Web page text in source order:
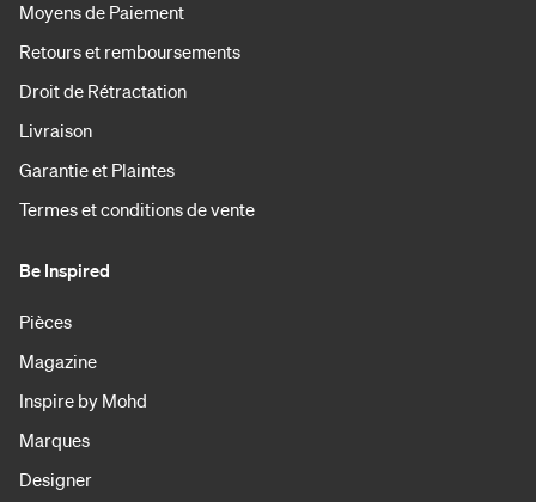
Moyens de Paiement
Retours et remboursements
Droit de Rétractation
Livraison
Garantie et Plaintes
Termes et conditions de vente
Be Inspired
Pièces
Magazine
Inspire by Mohd
Marques
Designer